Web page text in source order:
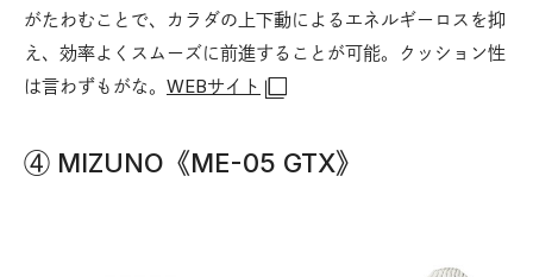
がたわむことで、カラダの上下動によるエネルギーロスを抑
え、効率よくスムーズに前進することが可能。クッション性
は言わずもがな。 WEBサイト
④ MIZUNO《ME-05 GTX》